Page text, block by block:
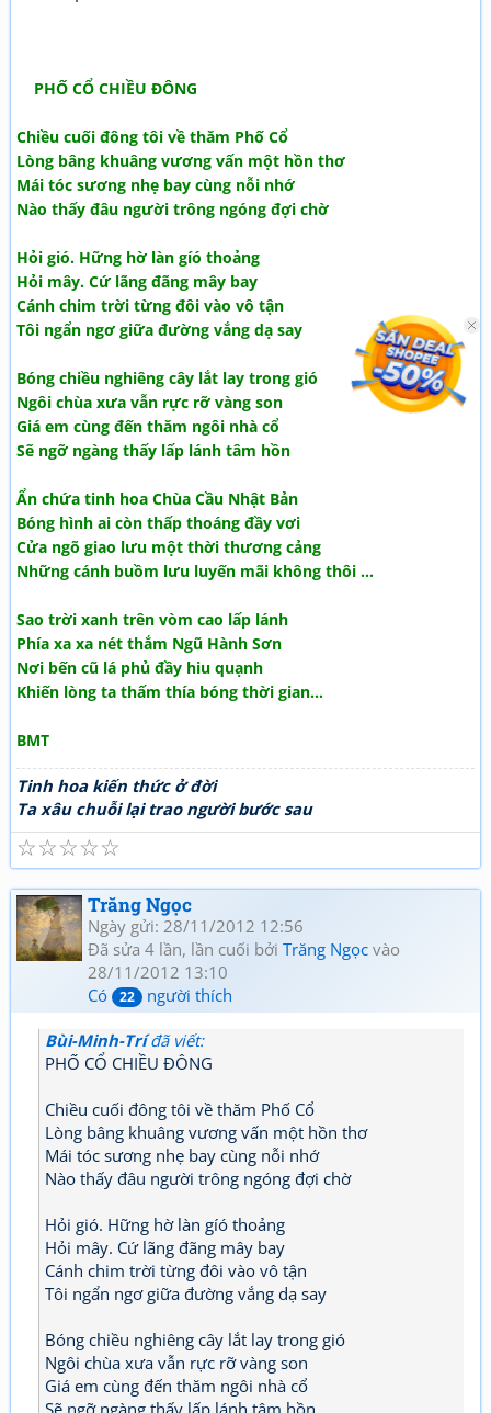
PHỐ CỔ CHIỀU ĐÔNG
Chiều cuối đông tôi về thăm Phố Cổ
Lòng bâng khuâng vương vấn một hồn thơ
Mái tóc sương nhẹ bay cùng nỗi nhớ
Nào thấy đâu người trông ngóng đợi chờ
Hỏi gió. Hững hờ làn gíó thoảng
Hỏi mây. Cứ lãng đãng mây bay
Cánh chim trời từng đôi vào vô tận
Tôi ngẩn ngơ giữa đường vắng dạ say
Bóng chiều nghiêng cây lắt lay trong gió
Ngôi chùa xưa vẫn rực rỡ vàng son
Giá em cùng đến thăm ngôi nhà cổ
Sẽ ngỡ ngàng thấy lấp lánh tâm hồn
Ẩn chứa tinh hoa Chùa Cầu Nhật Bản
Bóng hình ai còn thấp thoáng đầy vơi
Cửa ngõ giao lưu một thời thương cảng
Những cánh buồm lưu luyến mãi không thôi …
Sao trời xanh trên vòm cao lấp lánh
Phía xa xa nét thắm Ngũ Hành Sơn
Nơi bến cũ lá phủ đầy hiu quạnh
Khiến lòng ta thấm thía bóng thời gian...
BMT
Tinh hoa kiến thức ở đời
Ta xâu chuỗi lại trao người bước sau
☆
☆
☆
☆
☆
Trăng Ngọc
Ngày gửi: 28/11/2012 12:56
Đã sửa 4 lần, lần cuối bởi Trăng Ngọc vào
28/11/2012 13:10
Có
22 người thích
Bùi-Minh-Tríđã viết:
PHỐ CỔ CHIỀU ĐÔNG
Chiều cuối đông tôi về thăm Phố Cổ
Lòng bâng khuâng vương vấn một hồn thơ
Mái tóc sương nhẹ bay cùng nỗi nhớ
Nào thấy đâu người trông ngóng đợi chờ
Hỏi gió. Hững hờ làn gíó thoảng
Hỏi mây. Cứ lãng đãng mây bay
Cánh chim trời từng đôi vào vô tận
Tôi ngẩn ngơ giữa đường vắng dạ say
Bóng chiều nghiêng cây lắt lay trong gió
Ngôi chùa xưa vẫn rực rỡ vàng son
Giá em cùng đến thăm ngôi nhà cổ
Sẽ ngỡ ngàng thấy lấp lánh tâm hồn